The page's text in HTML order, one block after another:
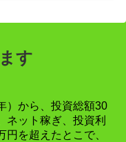
す
）から、投資総額30
ネット稼ぎ、投資利
を超えたとこで、